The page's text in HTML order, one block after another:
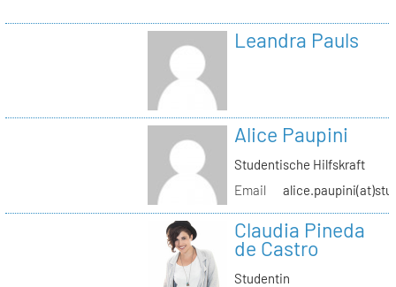
Leandra Pauls
Alice Paupini
Studentische Hilfskraft
Email
Claudia Pineda
de Castro
Studentin